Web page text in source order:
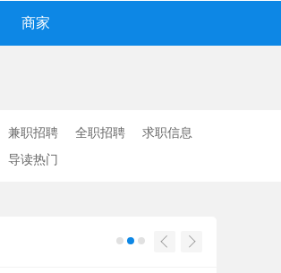
商家
兼职招聘 全职招聘
求职信息
导读热门